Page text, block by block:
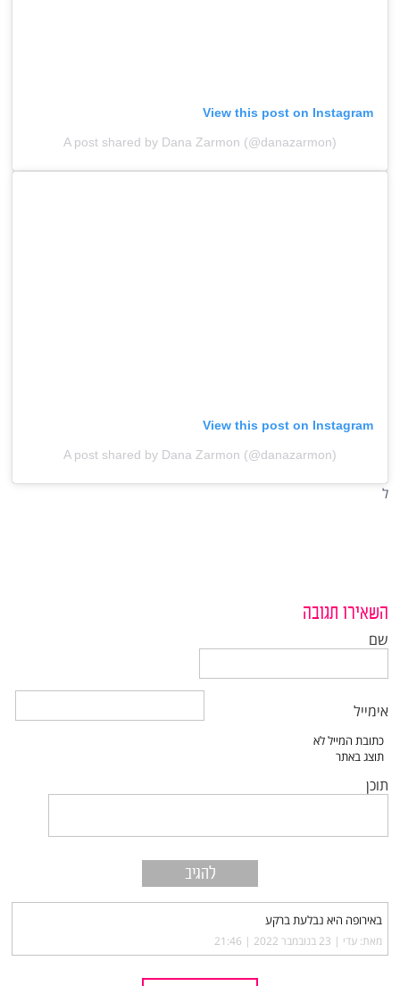
View this post on Instagram
A post shared by Dana Zarmon (@danazarmon)
View this post on Instagram
A post shared by Dana Zarmon (@danazarmon)
ל
השאירו תגובה
שם
אימייל
תוכן
באירופה היא נבלעת ברקע
מאת: עדי |‏ 23 בנובמבר 2022 | 21:46